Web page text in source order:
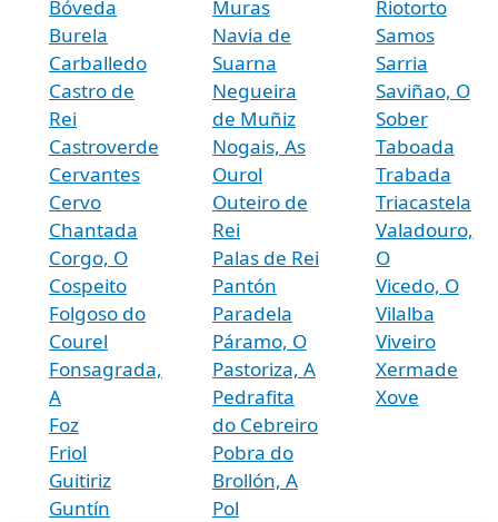
Bóveda
Burela
Carballedo
Castro de
Rei
Castroverde
Cervantes
Cervo
Chantada
Corgo, O
Cospeito
Folgoso do
Courel
Fonsagrada,
A
Foz
Friol
Guitiriz
Guntín
Muras
Navia de
Suarna
Negueira
de Muñiz
Nogais, As
Ourol
Outeiro de
Rei
Palas de Rei
Pantón
Paradela
Páramo, O
Pastoriza, A
Pedrafita
do Cebreiro
Pobra do
Brollón, A
Pol
Riotorto
Samos
Sarria
Saviñao, O
Sober
Taboada
Trabada
Triacastela
Valadouro,
O
Vicedo, O
Vilalba
Viveiro
Xermade
Xove